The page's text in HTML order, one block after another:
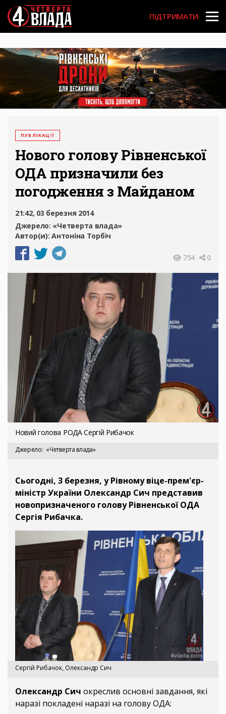
Перейти
до
основного
вмісту
User
account
menu
ПІДТРИМАТИ
ПУБЛІКАЦІЇ
Нового голову Рівненської
ОДА призначили без
погодження з Майданом
21:42, 03 березня 2014
Джерело: «Четверта влада»
Автор(и):Антоніна Торбіч
754 0
Новий голова РОДА Сергій Рибачок
Джерело «Четверта влада»
Сьогодні, 3 березня, у Рівному віце-прем'єр-
міністр України Олександр Сич представив
новопризначеного голову Рівненської ОДА
Сергія Рибачка.
Сергій Рибачок, Олександр Сич
Олександр Сич окреслив основні завдання, які
наразі покладені наразі на голову ОДА: